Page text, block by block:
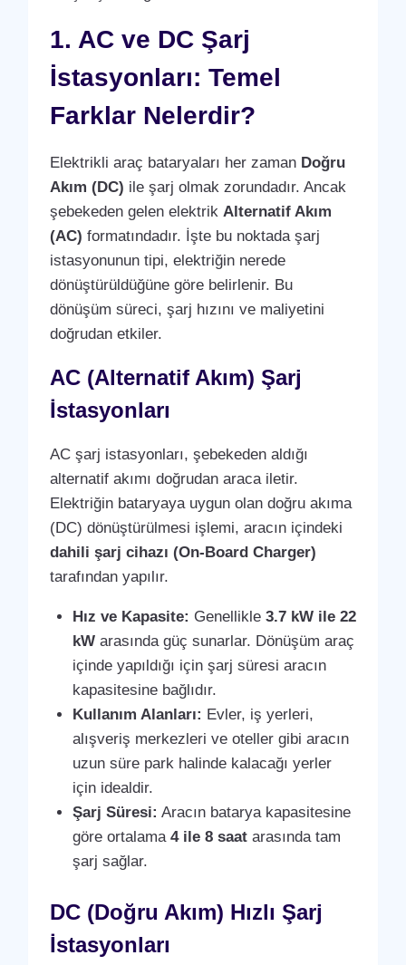
1. AC ve DC Şarj
İstasyonları: Temel
Farklar Nelerdir?
Elektrikli araç bataryaları her zaman Doğru
Akım (DC) ile şarj olmak zorundadır. Ancak
şebekeden gelen elektrik Alternatif Akım
(AC) formatındadır. İşte bu noktada şarj
istasyonunun tipi, elektriğin nerede
dönüştürüldüğüne göre belirlenir. Bu
dönüşüm süreci, şarj hızını ve maliyetini
doğrudan etkiler.
AC (Alternatif Akım) Şarj
İstasyonları
AC şarj istasyonları, şebekeden aldığı
alternatif akımı doğrudan araca iletir.
Elektriğin bataryaya uygun olan doğru akıma
(DC) dönüştürülmesi işlemi, aracın içindeki
dahili şarj cihazı (On-Board Charger)
tarafından yapılır.
Hız ve Kapasite: Genellikle3.7 kW ile 22
kW arasında güç sunarlar. Dönüşüm araç
içinde yapıldığı için şarj süresi aracın
kapasitesine bağlıdır.
Kullanım Alanları: Evler, iş yerleri,
alışveriş merkezleri ve oteller gibi aracın
uzun süre park halinde kalacağı yerler
için idealdir.
Şarj Süresi: Aracın batarya kapasitesine
göre ortalama4 ile 8 saat arasında tam
şarj sağlar.
DC (Doğru Akım) Hızlı Şarj
İstasyonları